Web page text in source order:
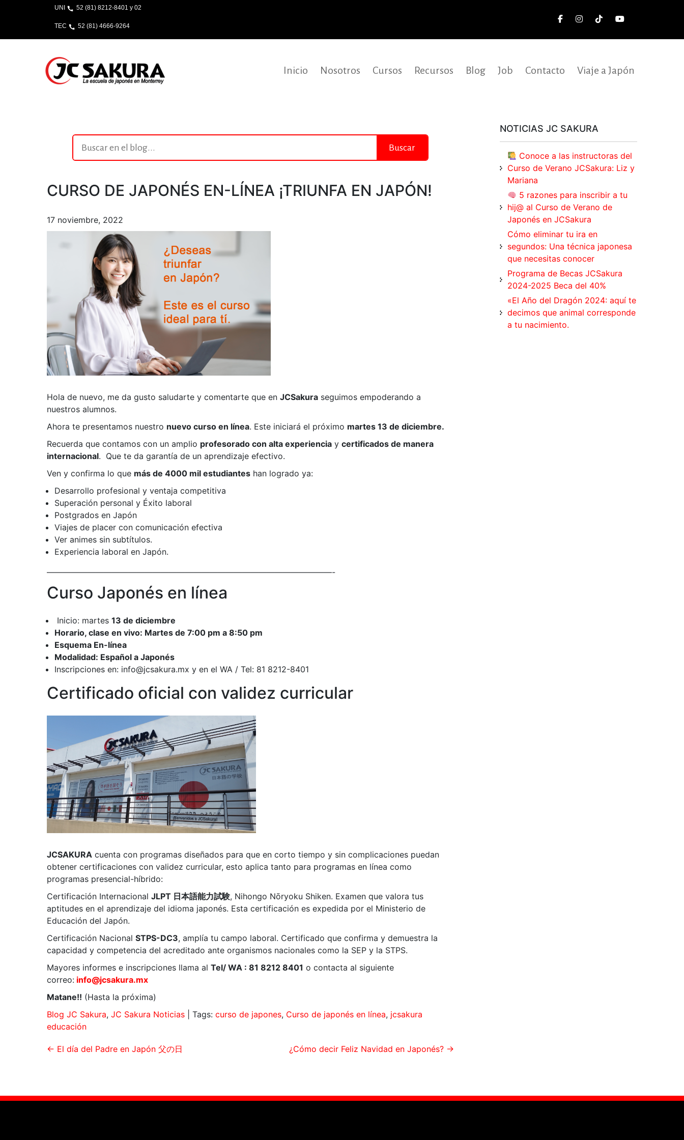
UNI 52 (81) 8212-8401 y 02
TEC 52 (81) 4666-9264
Inicio Nosotros Cursos Recursos Blog Job Contacto Viaje a Japón
Buscar
CURSO DE JAPONÉS EN-LÍNEA ¡TRIUNFA EN JAPÓN!
17 noviembre, 2022
Hola de nuevo, me da gusto saludarte y comentarte que en JCSakura seguimos empoderando a
nuestros alumnos.
Ahora te presentamos nuestro nuevo curso en línea. Este iniciará el próximo martes 13 de diciembre.
Recuerda que contamos con un amplio profesorado con alta experiencia y certificados de manera
internacional. Que te da garantía de un aprendizaje efectivo.
Ven y confirma lo que más de 4000 mil estudiantes han logrado ya:
Desarrollo profesional y ventaja competitiva
Superación personal y Éxito laboral
Postgrados en Japón
Viajes de placer con comunicación efectiva
Ver animes sin subtítulos.
Experiencia laboral en Japón.
———————————————————————————————————-
Curso Japonés en línea
Inicio: martes 13 de diciembre
Horario, clase en vivo: Martes de 7:00 pm a 8:50 pm
Esquema En-línea
Modalidad: Español a Japonés
Inscripciones en: info@jcsakura.mx y en el WA / Tel: 81 8212-8401
Certificado oficial con validez curricular
JCSAKURA cuenta con programas diseñados para que en corto tiempo y sin complicaciones puedan
obtener certificaciones con validez curricular, esto aplica tanto para programas en línea como
programas presencial-híbrido:
Certificación Internacional JLPT 日本語能力試験, Nihongo Nōryoku Shiken. Examen que valora tus
aptitudes en el aprendizaje del idioma japonés. Esta certificación es expedida por el Ministerio de
Educación del Japón.
Certificación Nacional STPS-DC3, amplía tu campo laboral. Certificado que confirma y demuestra la
capacidad y competencia del acreditado ante organismos nacionales como la SEP y la STPS.
Mayores informes e inscripciones llama al Tel/ WA : 81 8212 8401 o contacta al siguiente
correo: info@jcsakura.mx
Matane!! (Hasta la próxima)
Blog JC Sakura, JC Sakura Noticias | Tags: curso de japones, Curso de japonés en línea, jcsakura
educación
← El día del Padre en Japón 父の日 ¿Cómo decir Feliz Navidad en Japonés? →
NOTICIAS JC SAKURA
Conoce a las instructoras del
Curso de Verano JCSakura: Liz y
Mariana
5 razones para inscribir a tu
hij@ al Curso de Verano de
Japonés en JCSakura
Cómo eliminar tu ira en
segundos: Una técnica japonesa
que necesitas conocer
Programa de Becas JCSakura
2024-2025 Beca del 40%
«El Año del Dragón 2024: aquí te
decimos que animal corresponde
a tu nacimiento.